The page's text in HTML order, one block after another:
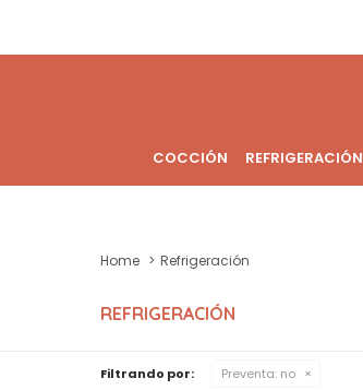
COCCIÓN REFRIGERACIÓN
Home Refrigeración
REFRIGERACIÓN
Filtrando por: Preventa: no